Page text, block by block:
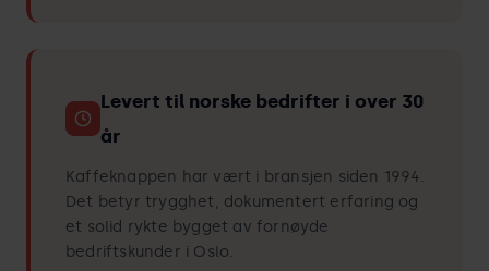
Levert til norske bedrifter i over 30
år
Kaffeknappen har vært i bransjen siden 1994.
Det betyr trygghet, dokumentert erfaring og
et solid rykte bygget av fornøyde
bedriftskunder i Oslo.